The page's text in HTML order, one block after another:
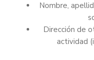
Nombre,
Dirección de
actividad